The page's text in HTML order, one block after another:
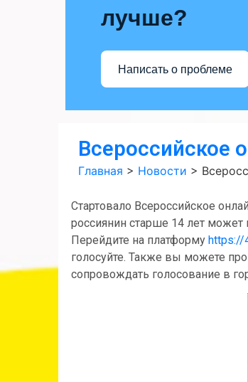
лучше?
Написать о проблеме
Всероссийское
Главная > Новости >
Стартовало Всероссийское
россиянин старше 14 лет
Перейдите на платформу https://
голосуйте. Также вы можете
сопровождать голосование в